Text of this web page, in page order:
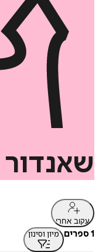
שאנדור
עקוב אחרי
1 ספרים מיון וסינון